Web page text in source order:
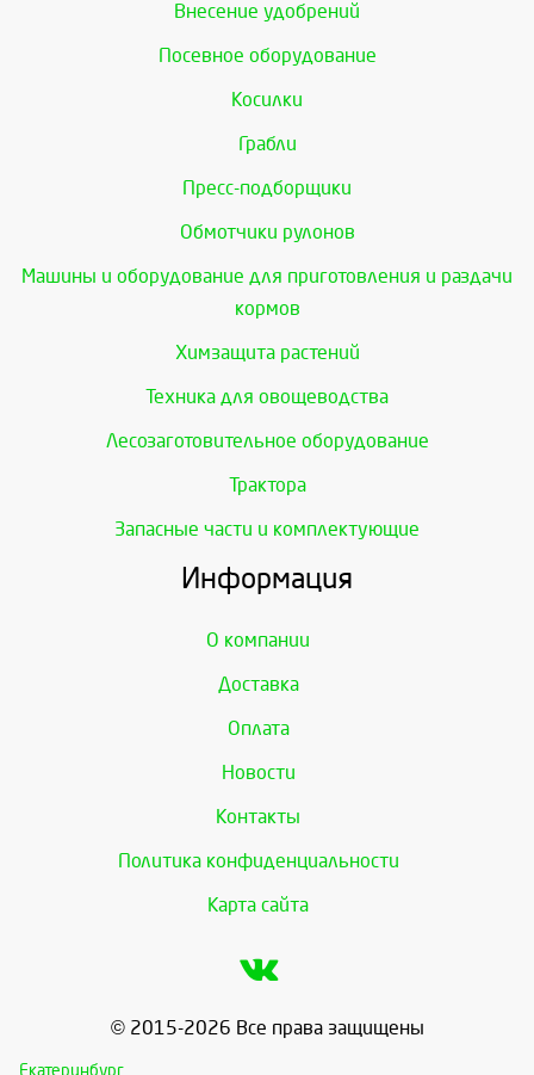
Внесение удобрений
Посевное оборудование
Косилки
Грабли
Пресс-подборщики
Обмотчики рулонов
Машины и оборудование для приготовления и раздачи
кормов
Химзащита растений
Техника для овощеводства
Лесозаготовительное оборудование
Трактора
Запасные части и комплектующие
Информация
О компании
Доставка
Оплата
Новости
Контакты
Политика конфиденциальности
Карта сайта
© 2015-2026 Все права защищены
Екатеринбург